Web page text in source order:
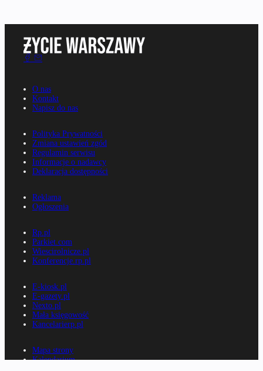
O nas
Kontakt
Napisz do nas
Polityka Prywatności
Zmiana ustawień zgód
Regulamin serwisu
Informacje o nadawcy
Deklaracja dostępności
Reklama
Ogłoszenia
Rp.pl
Parkiet.com
Wiescirolnicze.pl
Konferencje.rp.pl
E-kiosk.pl
E-gazety.pl
Nexto.pl
Mała księgowość
Kancelarierp.pl
Mapa strony
Kalendarium